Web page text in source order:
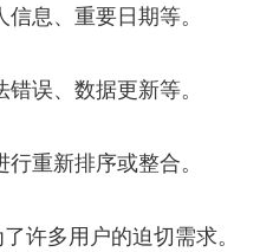
息、重要日期等。
误、数据更新等。
重新排序或整合。
许多用户的迫切需求。